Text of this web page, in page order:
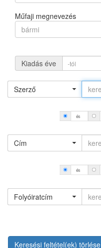
Műfaji megnevezés
bármi
Kiadás éve
Szerző
és
Cím
és
Folyóiratcím
Keresési feltétel(ek) törlése